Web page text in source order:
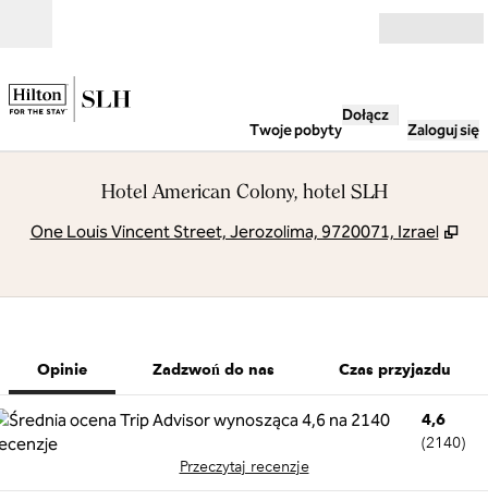
Twoje pobyty
Dołącz
Zaloguj się
Hotel American Colony, hotel SLH
One Louis Vincent Street, Jerozolima, 9720071, Izrael ,
Opinie Zadzwoń do nas Czas przyjazdu
4,6
(2140)
Przeczytaj recenzje